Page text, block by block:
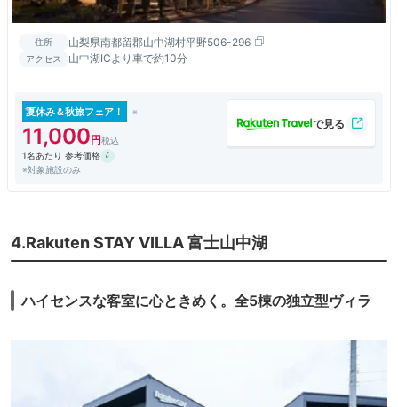
住所 山梨県南都留郡山中湖村平野506-296
アクセス 山中湖ICより車で約10分
夏休み＆秋旅フェア！
11,000
1名あたり 参考価格
※対象施設のみ
4.Rakuten STAY VILLA 富士山中湖
ハイセンスな客室に心ときめく。全5棟の独立型ヴィラ